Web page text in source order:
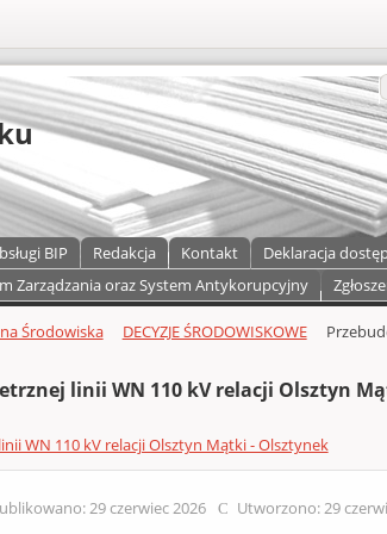
BIP Redakcja Kontakt Deklaracja
Zarządzania oraz System Antykorupcyjny
Środowiska DECYZJE ŚRODOWISKOWE
linii WN 110 kV relacji Olsztyn
WN 110 kV relacji Olsztyn Mątki - Olsztynek
29 czerwiec 2026 Utworzono: 29